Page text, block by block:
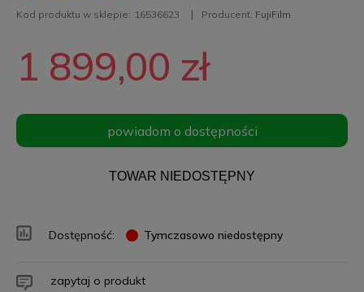
Kod produktu w sklepie: 16536623 Producent: FujiFilm
1 899,00 zł
powiadom o dostępności
TOWAR NIEDOSTĘPNY
Dostępność: Tymczasowo niedostępny
zapytaj o produkt